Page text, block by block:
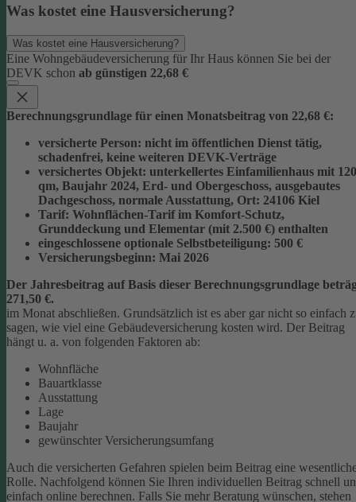
Was kostet eine Hausversicherung?
Was kostet eine Hausversicherung?
Eine Wohngebäudeversicherung für Ihr Haus können Sie bei der
DEVK schon ab günstigen 22,68 €
Berechnungsgrundlage für einen Monatsbeitrag von 22,68 €:
versicherte Person: nicht im öffentlichen Dienst tätig,
schadenfrei, keine weiteren DEVK-Verträge
versichertes Objekt: unterkellertes Einfamilienhaus mit 120
qm, Baujahr 2024, Erd- und Obergeschoss, ausgebautes
Dachgeschoss, normale Ausstattung, Ort: 24106 Kiel
Tarif: Wohnflächen-Tarif im Komfort-Schutz,
Grunddeckung und Elementar (mit 2.500 €) enthalten
eingeschlossene optionale Selbstbeteiligung: 500 €
Versicherungsbeginn: Mai 2026
Der Jahresbeitrag auf Basis dieser Berechnungsgrundlage
271,50 €.
im Monat abschließen. Grundsätzlich ist es aber gar nicht so einfach
sagen, wie viel eine Gebäudeversicherung kosten wird. Der Beitrag
hängt u. a. von folgenden Faktoren ab:
Wohnfläche
Bauartklasse
Ausstattung
Lage
Baujahr
gewünschter Versicherungsumfang
Auch die versicherten Gefahren spielen beim Beitrag eine
Rolle. Nachfolgend können Sie Ihren individuellen Beitrag schnell
einfach online berechnen. Falls Sie mehr Beratung wünschen, stehen